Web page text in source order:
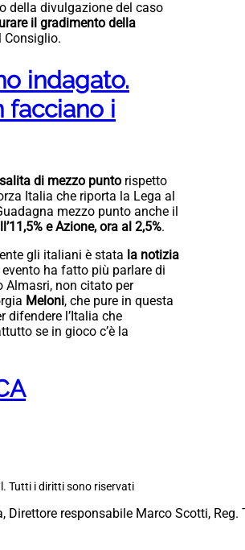
della divulgazione del caso
il gradimento della
Consiglio.
indagato.
facciano i
di mezzo punto rispetto
Italia che riporta la Lega al
mezzo punto anche il
e Azione, ora al 2,5%.
gli italiani è stata la notizia
evento ha fatto più parlare di
Almasri, non citato per
Meloni, che pure in questa
difendere l’Italia che
se in gioco c’è la
Tutti i diritti sono riservati
responsabile Marco Scotti, Reg.